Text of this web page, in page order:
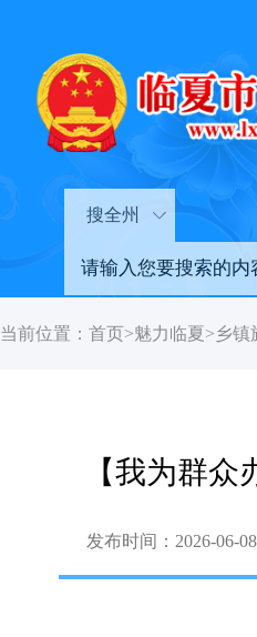
搜全州
当前位置： 首页>魅力临夏>乡镇
【我为群
发布时间：2026-06-08